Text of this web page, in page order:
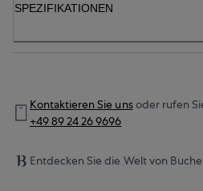
SPEZIFIKATIONEN
Kontaktieren Sie unsoder rufen
+49 89 24 26 9696
Entdecken Sie die Welt von